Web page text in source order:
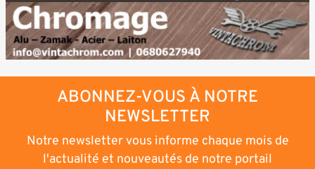
ABONNEZ-VOUS À NOTRE
NEWSLETTER
Notre newsletter vous informe chaque mois de
l'actualité et nouveautés de notre portail